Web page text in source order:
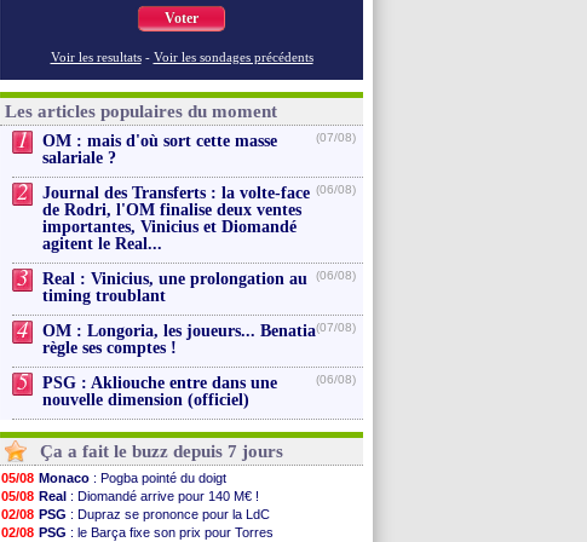
Voter
Voir les resultats - Voir les sondages précédents
Les articles populaires du moment
1
OM : mais d'où sort cette masse
salariale ?
(07/08)
2
Journal des Transferts : la volte-face
de Rodri, l'OM finalise deux ventes
importantes, Vinicius et Diomandé
agitent le Real...
(06/08)
3
Real : Vinicius, une prolongation au
timing troublant
(06/08)
4
OM : Longoria, les joueurs... Benatia
règle ses comptes !
(07/08)
5
PSG : Akliouche entre dans une
nouvelle dimension (officiel)
(06/08)
Ça a fait le buzz depuis 7 jours
05/08 Monaco : Pogba pointé du doigt
05/08 Real : Diomandé arrive pour 140 M€ !
02/08 PSG : Dupraz se prononce pour la LdC
02/08 PSG : le Barça fixe son prix pour Torres